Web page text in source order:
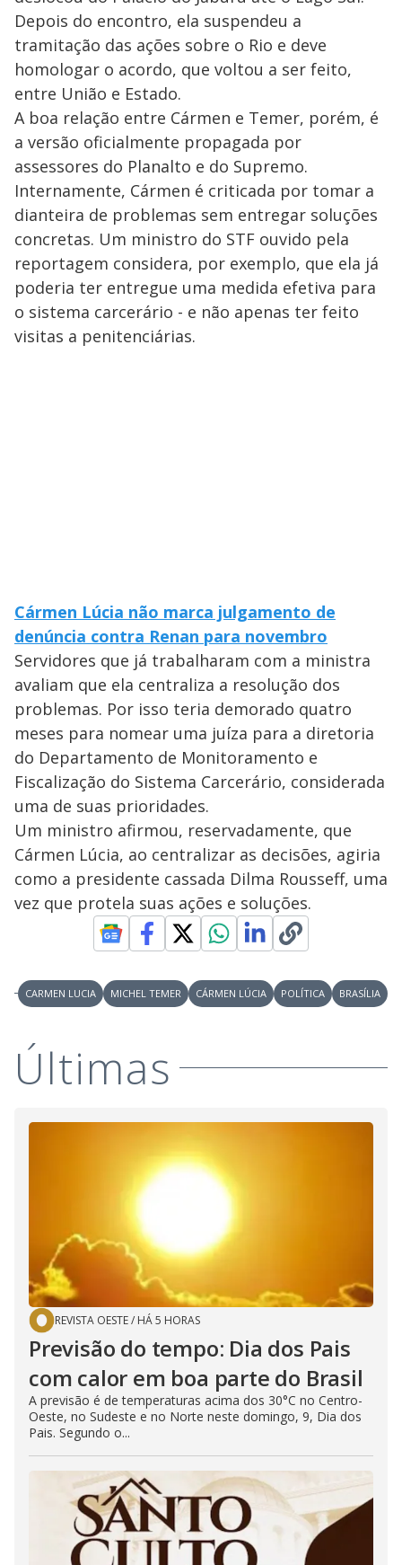
Depois do encontro, ela suspendeu a
tramitação das ações sobre o Rio e deve
homologar o acordo, que voltou a ser feito,
entre União e Estado.
A boa relação entre Cármen e Temer, porém, é
a versão oficialmente propagada por
assessores do Planalto e do Supremo.
Internamente, Cármen é criticada por tomar a
dianteira de problemas sem entregar soluções
concretas. Um ministro do STF ouvido pela
reportagem considera, por exemplo, que ela já
poderia ter entregue uma medida efetiva para
o sistema carcerário - e não apenas ter feito
visitas a penitenciárias.
Cármen Lúcia não marca julgamento de
denúncia contra Renan para novembro
Servidores que já trabalharam com a ministra
avaliam que ela centraliza a resolução dos
problemas. Por isso teria demorado quatro
meses para nomear uma juíza para a diretoria
do Departamento de Monitoramento e
Fiscalização do Sistema Carcerário, considerada
uma de suas prioridades.
Um ministro afirmou, reservadamente, que
Cármen Lúcia, ao centralizar as decisões, agiria
como a presidente cassada Dilma Rousseff, uma
vez que protela suas ações e soluções.
CARMEN LUCIA MICHEL TEMER CÁRMEN LÚCIA POLÍTICA BRASÍLIA
Últimas
REVISTA OESTE/ HÁ 5 HORAS
Previsão do tempo: Dia dos Pais
com calor em boa parte do Brasil
A previsão é de temperaturas acima dos 30°C no Centro-
Oeste, no Sudeste e no Norte neste domingo, 9, Dia dos
Pais. Segundo o...